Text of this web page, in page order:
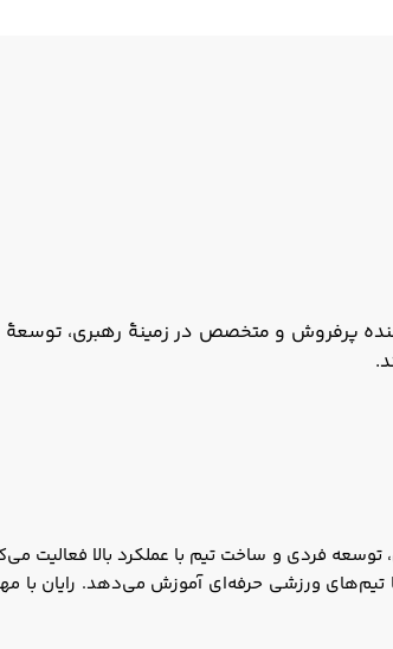
پرفروش و متخصص در زمینۀ رهبری، توسعۀ
فردی و ساخت تیم با عملکرد بالا فعالیت
دالاس، سالانه بیش از ۳۰,۰۰۰ رهبر را از شرکت‌های فورچون ۵۰۰ تا تیم‌های